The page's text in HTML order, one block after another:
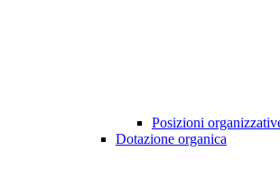
Posizioni
Dotazione organica